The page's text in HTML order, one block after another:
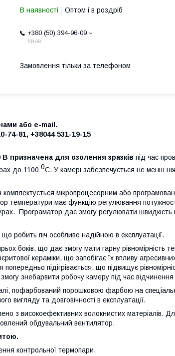
В наявності Оптом і в роздріб
+380 (50) 394-96-09
Киев
Замовлення тільки за телефоном
або e-mail.
74-81, +38044 531-19-15
В призначена для озолення зразків під час
до 1100 0С. У камері забезпечується не менш
комплектується мікропроцесорним або
температури має функцію регулювання
Програматор дає змогу регулювати
робить піч особливо надійною в експлуатації.
боків, що дає змогу мати гарну рівномірність
кераміки, що запобігає їх впливу
підігрівається, що підвищує
знебарвити робочу камеру під час
пофарбований порошковою фарбою на
вигляду та довговічності в експлуатації.
з високоефективних волокнистих матеріалів.
обдувальний вентилятор.
контрольної термопари.